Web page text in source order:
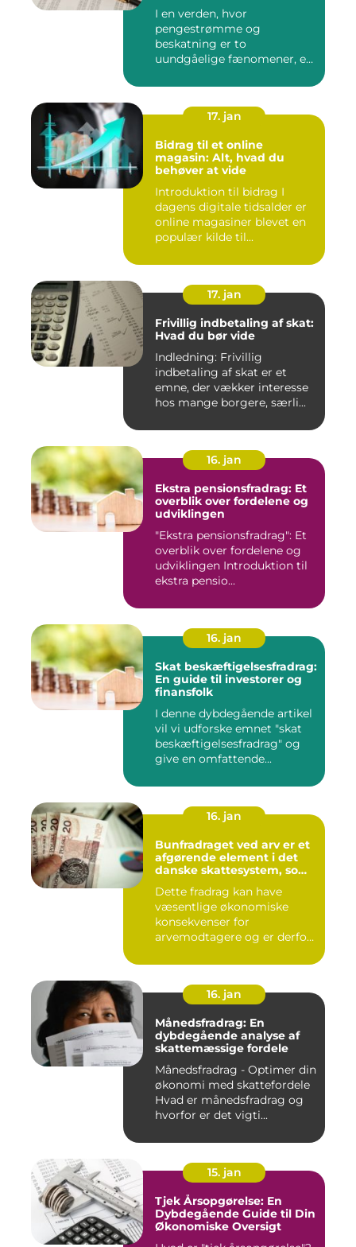
I en verden, hvor
pengestrømme og
beskatning er to
uundgåelige fænomener, er
17. jan
Bidrag til et online
magasin: Alt, hvad du
behøver at vide
Introduktion til bidrag I
dagens digitale tidsalder er
online magasiner blevet en
populær kilde til...
17. jan
Frivillig indbetaling af skat:
Hvad du bør vide
Indledning: Frivillig
indbetaling af skat er et
emne, der vækker interesse
hos mange borgere, særli...
16. jan
Ekstra pensionsfradrag: Et
overblik over fordelene og
udviklingen
"Ekstra pensionsfradrag": Et
overblik over fordelene og
udviklingen Introduktion til
ekstra pensio...
16. jan
Skat beskæftigelsesfradrag:
En guide til investorer og
finansfolk
I denne dybdegående artikel
vil vi udforske emnet "skat
beskæftigelsesfradrag" og
give en omfattende...
16. jan
Bunfradraget ved arv er et
afgørende element i det
danske skattesystem, som
undervurderet af mange
mennesker
Dette fradrag kan have
væsentlige økonomiske
konsekvenser for
arvemodtagere og er derfor
16. jan
Månedsfradrag: En
dybdegående analyse af
skattemæssige fordele
Månedsfradrag - Optimer din
økonomi med skattefordele
Hvad er månedsfradrag og
hvorfor er det vigti...
15. jan
Tjek Årsopgørelse: En
Dybdegående Guide til Din
Økonomiske Oversigt